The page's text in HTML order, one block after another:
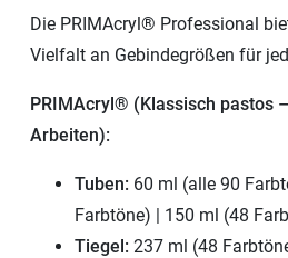
Die PRIMAcryl® Professional
Vielfalt an Gebindegrößen für
PRIMAcryl® (Klassisch pastos
Arbeiten):
Tuben: 60 ml (alle 90
Farbtöne) | 150 ml (48
Tiegel: 237 ml (48